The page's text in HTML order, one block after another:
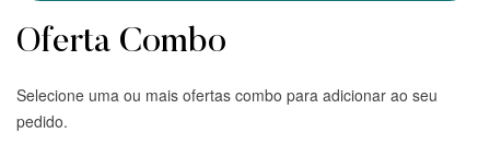
Oferta Combo
Selecione uma ou mais ofertas combo para adicionar ao seu
pedido.